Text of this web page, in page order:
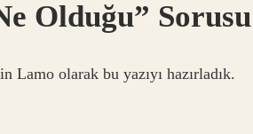
Olduğu” Sorusu
olarak bu yazıyı hazırladık.